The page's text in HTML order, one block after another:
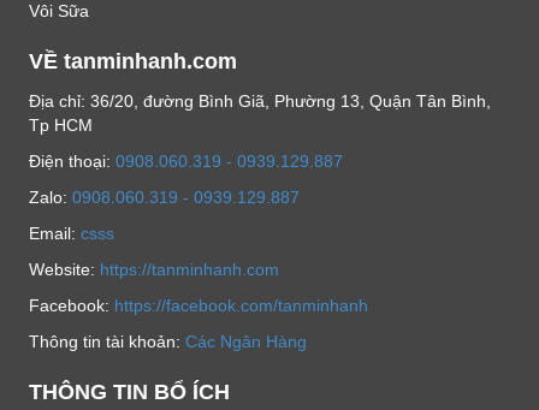
Vôi Sữa
VỀ tanminhanh.com
Địa chỉ: 36/20, đường Bình Giã, Phường 13, Quận Tân Bình,
Tp HCM
Ðiện thoại: 0908.060.319 - 0939.129.887
Zalo: 0908.060.319 - 0939.129.887
Email: csss
Website: https://tanminhanh.com
Facebook: https://facebook.com/tanminhanh
Thông tin tài khoản: Các Ngân Hàng
THÔNG TIN BỔ ÍCH